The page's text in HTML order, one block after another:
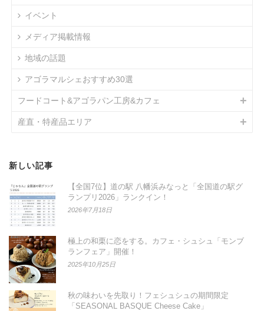
イベント
メディア掲載情報
地域の話題
アゴラマルシェおすすめ30選
フードコート&アゴラパン工房&カフェ
産直・特産品エリア
新しい記事
【全国7位】道の駅 八幡浜みなっと「全国道の駅グ
ランプリ2026」ランクイン！
2026年7月18日
極上の和栗に恋をする。カフェ・シュシュ「モンブ
ランフェア」開催！
2025年10月25日
秋の味わいを先取り！フェシュシュの期間限定
「SEASONAL BASQUE Cheese Cake」